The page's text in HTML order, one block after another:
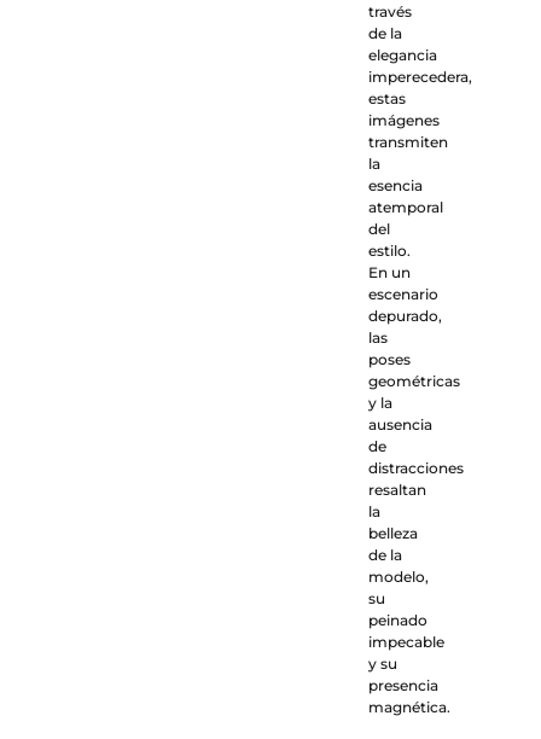
través
de la
elegancia
imperecedera,
estas
imágenes
transmiten
la
esencia
atemporal
del
estilo.
En un
escenario
depurado,
las
poses
geométricas
y la
ausencia
de
distracciones
resaltan
la
belleza
de la
modelo,
su
peinado
impecable
y su
presencia
magnética.